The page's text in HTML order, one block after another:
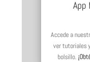
App
Accede a
ver tutoriales
bolsillo.